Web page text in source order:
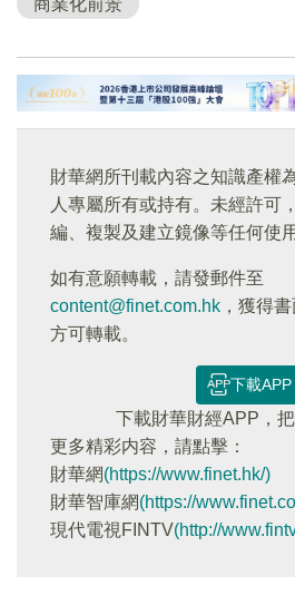
財華網所刊載內容之知識產權
人專屬所有或持有。未經許可
編、複製及建立鏡像等任何使用
如有意願轉載，請發郵件至
content@finet.com.hk ，獲得
方可轉載。
下載APP
下載財華財經APP，
更多精彩内容，請點擊：
財華網(https://www.finet.hk/)
財華智庫網(https://
現代電視FINTV(http://